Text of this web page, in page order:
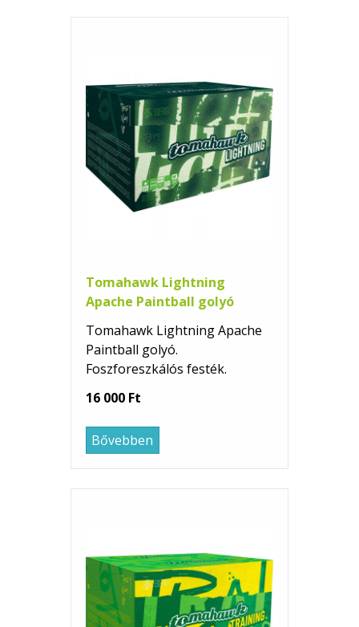
Tomahawk Lightning
Apache Paintball golyó
Tomahawk Lightning Apache
Paintball golyó.
Foszforeszkálós festék.
16 000 Ft
Bővebben